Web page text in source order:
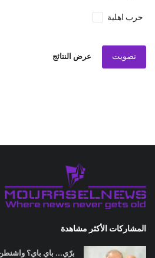
حرب اهلية
تصويت عرض النتائج
المشاركات الأكثر مشاهدة
برّي... باي باي؟